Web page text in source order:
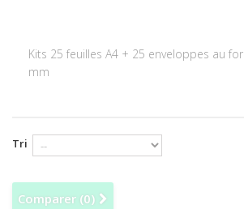
Kits 25 feuilles A4 + 25 enveloppes au
mm
Tri
Comparer (0)